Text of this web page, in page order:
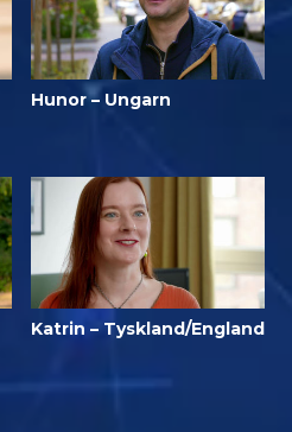
Hunor – Ungarn
Katrin – Tyskland/England